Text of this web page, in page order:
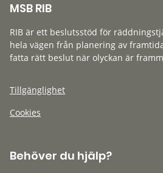
MSB RIB
RIB är ett beslutsstöd för
hela vägen från planering av
fatta rätt beslut när olyckan är
Tillgänglighet
Cookies
Behöver du hjälp?